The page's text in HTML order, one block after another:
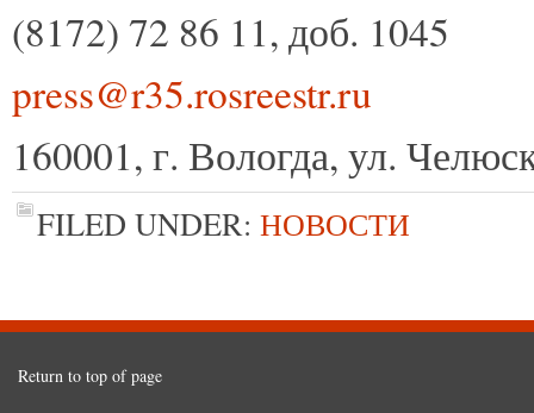
(8172) 72 86 11, доб. 1045
press@r35.rosreestr.ru
160001, г. Вологда, ул.
FILED UNDER: НОВОСТИ
Return to top of page